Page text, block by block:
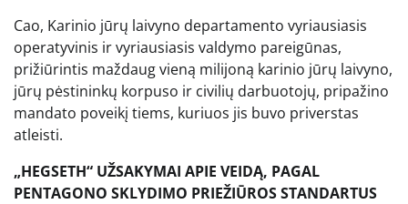
Cao, Karinio jūrų laivyno departamento vyriausiasis
operatyvinis ir vyriausiasis valdymo pareigūnas,
prižiūrintis maždaug vieną milijoną karinio jūrų laivyno,
jūrų pėstininkų korpuso ir civilių darbuotojų, pripažino
mandato poveikį tiems, kuriuos jis buvo priverstas
atleisti.
„HEGSETH“ UŽSAKYMAI APIE VEIDĄ, PAGAL
PENTAGONO SKLYDIMO PRIEŽIŪROS STANDARTUS